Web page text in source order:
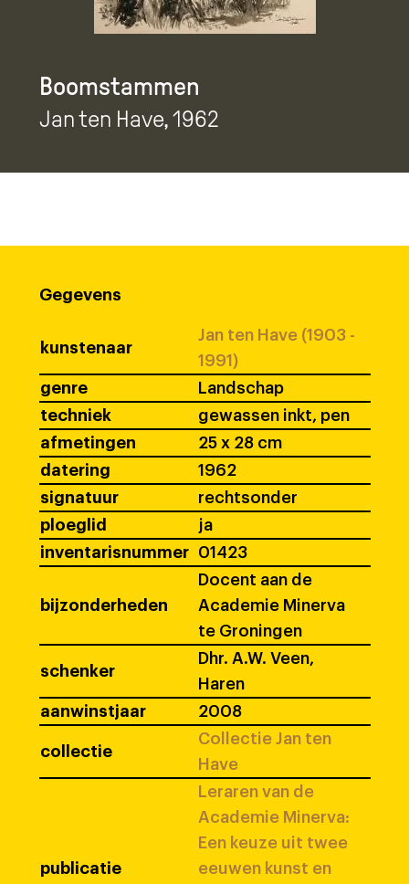
Boomstammen
Jan ten Have, 1962
Gegevens
kunstenaar
Jan ten Have (1903 -
1991)
genre
Landschap
techniek
gewassen inkt, pen
afmetingen
25 x 28 cm
datering
1962
signatuur
rechtsonder
ploeglid
ja
inventarisnummer
01423
bijzonderheden
Docent aan de
Academie Minerva
te Groningen
schenker
Dhr. A.W. Veen,
Haren
aanwinstjaar
2008
collectie
Collectie Jan ten
Have
publicatie
Leraren van de
Academie Minerva:
Een keuze uit twee
eeuwen kunst en